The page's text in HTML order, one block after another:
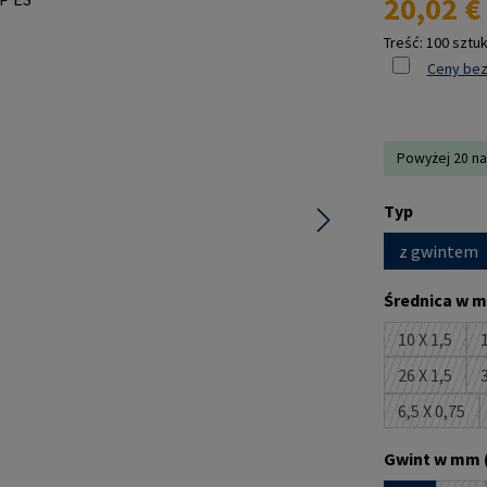
20,02 €
Treść: 100 sztuk
Ceny
Powyżej 20
Wybierz
Typ
z gwintem
Wybierz
Średnica w
10 X 1,5
(Ta
26 X 1,5
(Ta
6,5 X 0,75
(Ta
Wybierz
Gwint w mm